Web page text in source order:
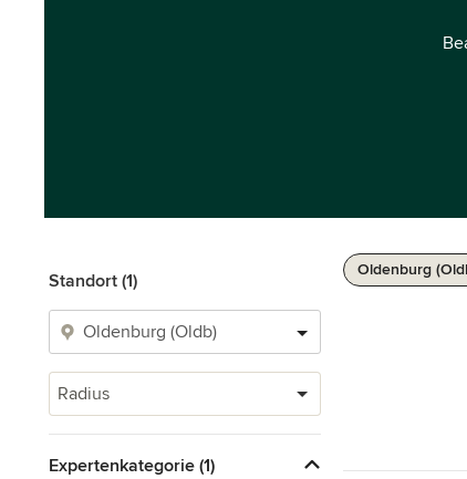
Standort (1)
Radius
Expertenkategorie (1)
Oldenburg